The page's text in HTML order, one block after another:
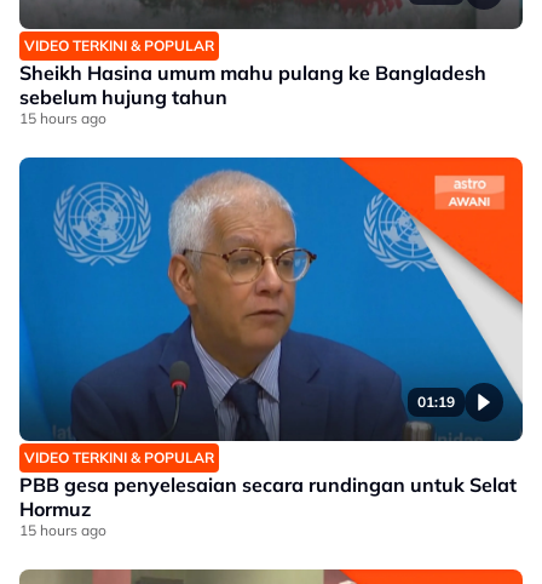
VIDEO TERKINI & POPULAR
Sheikh Hasina umum mahu pulang ke Bangladesh
sebelum hujung tahun
15 hours ago
01:19
VIDEO TERKINI & POPULAR
PBB gesa penyelesaian secara rundingan untuk Selat
Hormuz
15 hours ago